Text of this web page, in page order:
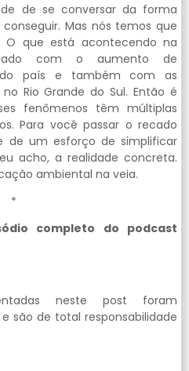
de se conversar da forma
Mas nós temos que
que está acontecendo na
com o aumento de
país e também com as
Rio Grande do Sul. Então é
fenômenos têm múltiplas
Para você passar o recado
de um esforço de simplificar
acho, a realidade concreta.
ambiental na veia.
*
completo do podcast
neste post foram
são de total responsabilidade